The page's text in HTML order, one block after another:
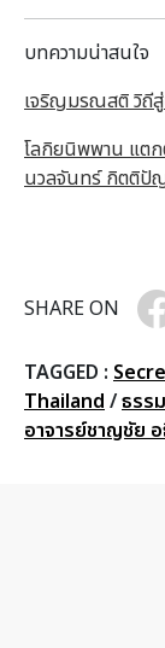
บทความน่าสนใจ
เจริญมรณสติ วิถีสู่
โลกิยนิพพาน แตก
นวลจันทร์ กิตติปั
SHARE ON
TAGGED :
Thailand /ธรร
อาจารย์ชาญชัย